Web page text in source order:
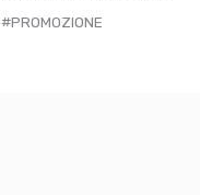
#PROMOZIONE